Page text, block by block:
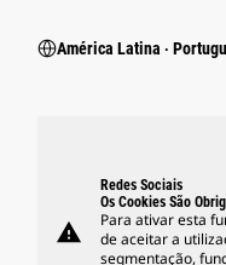
América Latina ‧
warning
Redes Sociais
Os Cookies São
Para ativar esta
de aceitar a
segmentação,